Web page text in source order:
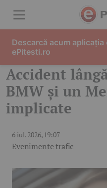
Accident
BMW și un
implicate
6 iul. 2026, 19:07
Evenimente trafic
Descarcă acum aplicația
ePitesti.ro